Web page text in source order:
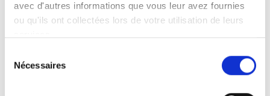
avec d'autres informations que vous leur avez fournies
ou qu'ils ont collectées lors de votre utilisation de leurs
Nécessaires
Des sangles (option) peuvent être attachées
lorsque le véhicule d’aide à la mobilité se
optimale, élevez la plateforme à une hauteur